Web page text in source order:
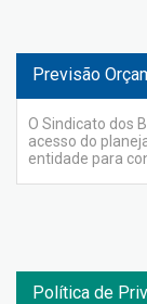
Previsão
O Sindicato dos
acesso do
entidade para
Política de